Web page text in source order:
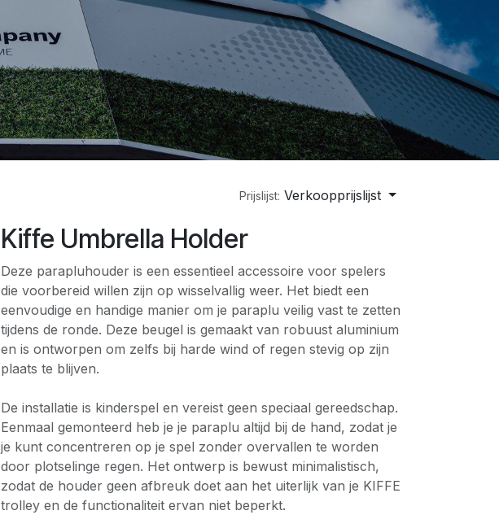
Prijslijst: Verkoopprijslijst
Kiffe Umbrella Holder
Deze parapluhouder is een essentieel accessoire voor spelers
die voorbereid willen zijn op wisselvallig weer. Het biedt een
eenvoudige en handige manier om je paraplu veilig vast te zetten
tijdens de ronde. Deze beugel is gemaakt van robuust aluminium
en is ontworpen om zelfs bij harde wind of regen stevig op zijn
plaats te blijven.
De installatie is kinderspel en vereist geen speciaal gereedschap.
Eenmaal gemonteerd heb je je paraplu altijd bij de hand, zodat je
je kunt concentreren op je spel zonder overvallen te worden
door plotselinge regen. Het ontwerp is bewust minimalistisch,
zodat de houder geen afbreuk doet aan het uiterlijk van je KIFFE
trolley en de functionaliteit ervan niet beperkt.